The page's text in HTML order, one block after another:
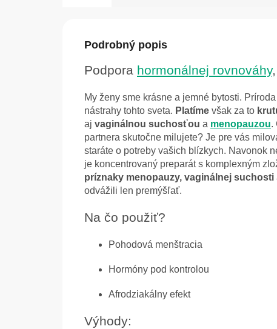
Podrobný popis
Podpora hormonálnej rovnováhy
My ženy sme krásne a jemné bytosti.
nástrahy tohto sveta. Platíme však za to
aj vaginálnou suchosťou a menopauzou.
partnera skutočne milujete? Je pre vás
staráte o potreby vašich blízkych. Navonok
je koncentrovaný preparát s komplexným
príznaky menopauzy, vaginálnej suchosti
odvážili len premýšľať.
Na čo použiť?
Pohodová menštracia
Hormóny pod kontrolou
Afrodziakálny efekt
Výhody: